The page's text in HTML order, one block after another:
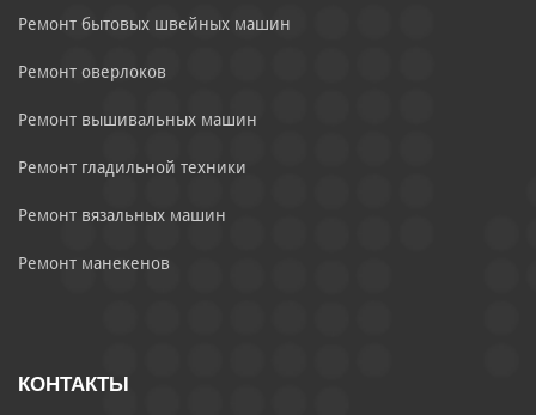
Ремонт бытовых швейных машин
Ремонт оверлоков
Ремонт вышивальных машин
Ремонт гладильной техники
Ремонт вязальных машин
Ремонт манекенов
КОНТАКТЫ